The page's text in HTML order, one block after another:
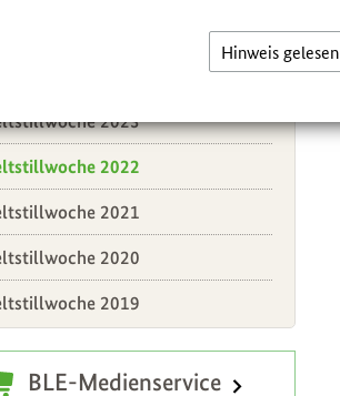
2023
2022
2021
2020
2019
BLE-Medienservice
Hinweis gelesen